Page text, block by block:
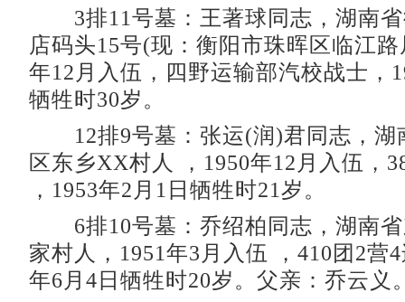
3排11号墓：王著球同志，湖南省
店码头15号(现：衡阳市珠晖区临江
年12月入伍，四野运输部汽校战士，
牺牲时30岁。
12排9号墓：张运(润)君同志，湖
区东乡XX村人 ，1950年12月入伍，
，1953年2月1日牺牲时21岁。
6排10号墓：乔绍柏同志，湖南省
家村人，1951年3月入伍 ，410团2营
年6月4日牺牲时20岁。父亲：乔云义